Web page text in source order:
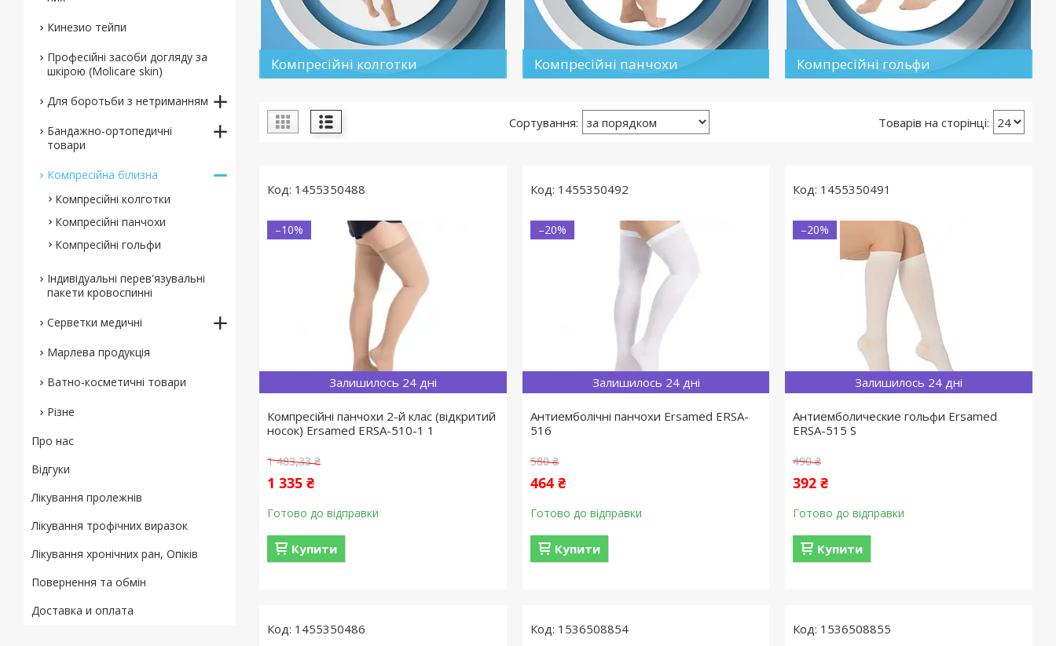
Компресійні колготки Компресійні панчохи Компресійні гольфи
1455350488
Залишилось 24 дні
–10%
Компресійні панчохи 2-й клас (відкритий
носок) Ersamed ERSA-510-1 1
1 483,33 ₴
1 335 ₴
Готово до відправки
Купити
1455350492
Залишилось 24 дні
–20%
Антиемболічні панчохи Ersamed ERSA-
516
580 ₴
464 ₴
Готово до відправки
Купити
1455350491
Залишилось 24 дні
–20%
Антиемболические гольфи Ersamed
ERSA-515 S
490 ₴
392 ₴
Готово до відправки
Купити
1455350486 1536508854 1536508855
Кинезио тейпи
Професійні засоби догляду за
шкірою (Molicare skin)
Для боротьби з нетриманням
Бандажно-ортопедичні
товари
Компресійна білизна
Компресійні колготки
Компресійні панчохи
Компресійні гольфи
Індивідуальні перев'язувальні
пакети кровоспинні
Серветки медичні
Марлева продукція
Ватно-косметичні товари
Різне
Про нас
Відгуки
Лікування пролежнів
Лікування трофічних виразок
Лікування хронічних ран, Опіків
Повернення та обмін
Доставка и оплата